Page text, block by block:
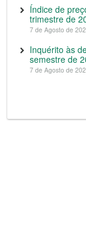
Índice de
trimestre de
7 de Agosto de
Inquérito às
semestre de
7 de Agosto de